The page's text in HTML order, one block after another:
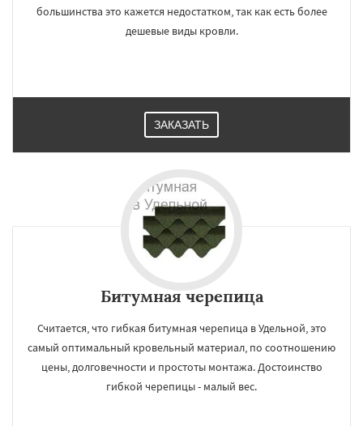
большинства это кажется недостатком, так как есть более
дешевые виды кровли.
ЗАКАЗАТЬ
Битумная черепица
Считается, что гибкая битумная черепица в Удельной, это
самый оптимальный кровельный материал, по соотношению
цены, долговечности и простоты монтажа. Достоинство
гибкой черепицы - малый вес.